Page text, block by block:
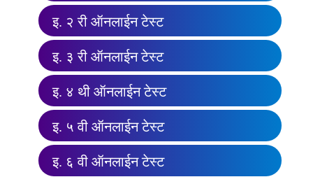
इ. २ री ऑनलाईन टेस्ट
इ. ३ री ऑनलाईन टेस्ट
इ. ४ थी ऑनलाईन टेस्ट
इ. ५ वी ऑनलाईन टेस्ट
इ. ६ वी ऑनलाईन टेस्ट